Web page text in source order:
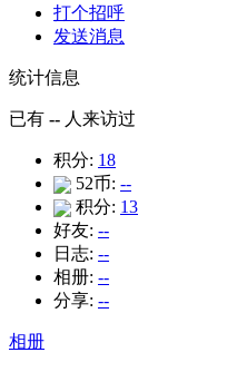
打个招呼
发送消息
统计信息
已有 -- 人来访过
积分: 18
52币: --
积分: 13
好友: --
日志: --
相册: --
分享: --
相册